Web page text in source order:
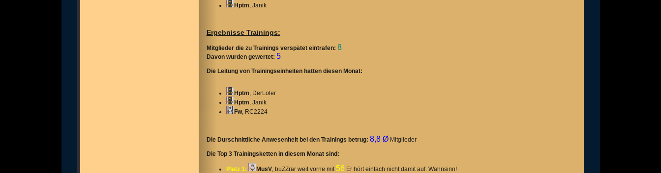
Hptm, Janik
Ergebnisse Trainings:
Mitglieder die zu Trainings verspätet eintrafen: 8
Davon wurden gewertet: 5
Die Leitung von Trainingseinheiten hatten diesen Monat:
Hptm, DerLoler
Hptm, Janik
Fw, RC2224
Die Durschnittliche Anwesenheit bei den Trainings betrug: 8,8 ØMitglieder
Die Top 3 Trainingsketten in diesem Monat sind:
Platz 1: MusV, buZZrar weit vorne mit 56 Er hört einfach nicht damit auf. Wahnsinn!